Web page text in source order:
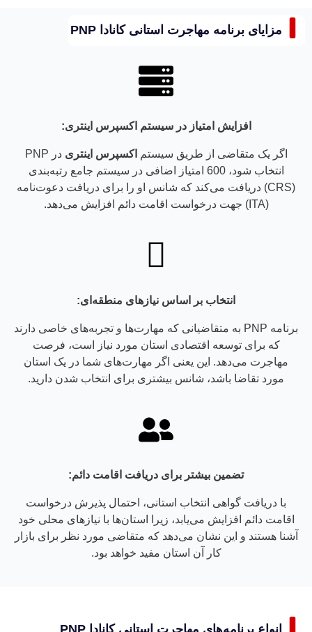
مزایای برنامه مهاجرت استانی کانادا PNP
افزایش امتیاز در سیستم اکسپرس اینتری:
اگر یک متقاضی از طریق سیستم اکسپرس اینتری
در PNP
انتخاب شود، 600 امتیاز اضافی در سیستم جامع رتبه‌بندی
(CRS) دریافت می‌کند که شانس او را برای دریافت دعوت‌نامه
(ITA) جهت درخواست اقامت دائم افزایش می‌دهد.
انتخاب بر اساس نیازهای منطقه‌ای:
برنامه PNP به متقاضیانی که مهارت‌ها و تجربه‌های خاصی دارند
که برای توسعه اقتصادی استان مورد نیاز است، فرصت
مهاجرت می‌دهد. این یعنی اگر مهارت‌های شما در یک استان
مورد تقاضا باشد، شانس بیشتری برای انتخاب شدن دارید.
تضمین بیشتر برای دریافت اقامت دائم:
با دریافت گواهی انتخاب استانی، احتمال پذیرش درخواست
اقامت دائم افزایش می‌یابد، زیرا استان‌ها با نیازهای محلی خود
آشنا هستند و این نشان می‌دهد که متقاضی مورد نظر برای بازار
کار آن استان مفید خواهد بود.